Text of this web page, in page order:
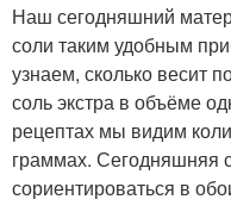
Наш сегодняшний
соли таким удобным
узнаем, сколько весит
соль экстра в объёме
рецептах мы видим
граммах. Сегодняшняя
сориентироваться в